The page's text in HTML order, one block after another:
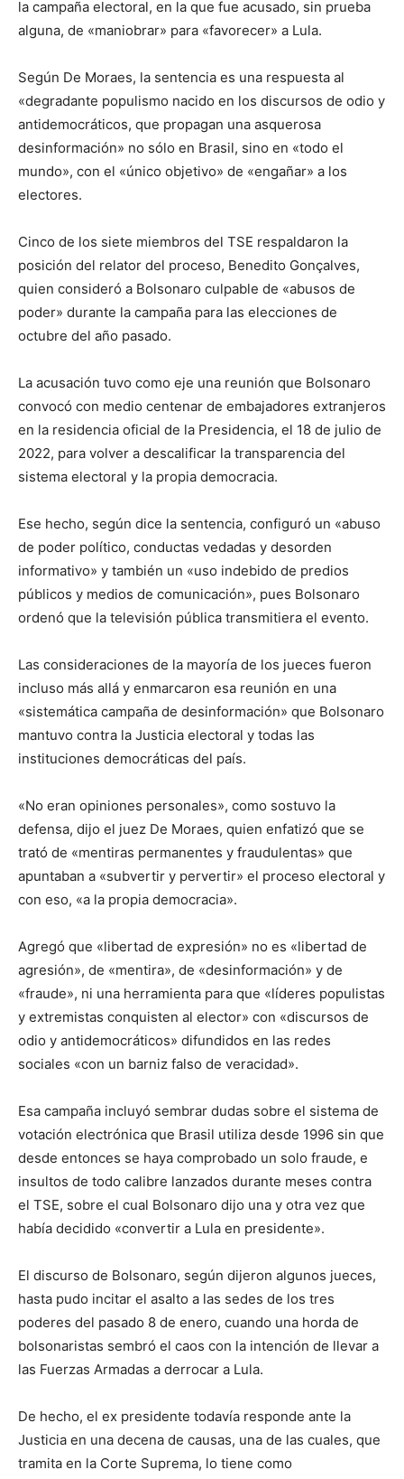
la campaña electoral, en la que fue acusado, sin prueba
alguna, de «maniobrar» para «favorecer» a Lula.
Según De Moraes, la sentencia es una respuesta al
«degradante populismo nacido en los discursos de odio y
antidemocráticos, que propagan una asquerosa
desinformación» no sólo en Brasil, sino en «todo el
mundo», con el «único objetivo» de «engañar» a los
electores.
Cinco de los siete miembros del TSE respaldaron la
posición del relator del proceso, Benedito Gonçalves,
quien consideró a Bolsonaro culpable de «abusos de
poder» durante la campaña para las elecciones de
octubre del año pasado.
La acusación tuvo como eje una reunión que Bolsonaro
convocó con medio centenar de embajadores extranjeros
en la residencia oficial de la Presidencia, el 18 de julio de
2022, para volver a descalificar la transparencia del
sistema electoral y la propia democracia.
Ese hecho, según dice la sentencia, configuró un «abuso
de poder político, conductas vedadas y desorden
informativo» y también un «uso indebido de predios
públicos y medios de comunicación», pues Bolsonaro
ordenó que la televisión pública transmitiera el evento.
Las consideraciones de la mayoría de los jueces fueron
incluso más allá y enmarcaron esa reunión en una
«sistemática campaña de desinformación» que Bolsonaro
mantuvo contra la Justicia electoral y todas las
instituciones democráticas del país.
«No eran opiniones personales», como sostuvo la
defensa, dijo el juez De Moraes, quien enfatizó que se
trató de «mentiras permanentes y fraudulentas» que
apuntaban a «subvertir y pervertir» el proceso electoral y
con eso, «a la propia democracia».
Agregó que «libertad de expresión» no es «libertad de
agresión», de «mentira», de «desinformación» y de
«fraude», ni una herramienta para que «líderes populistas
y extremistas conquisten al elector» con «discursos de
odio y antidemocráticos» difundidos en las redes
sociales «con un barniz falso de veracidad».
Esa campaña incluyó sembrar dudas sobre el sistema de
votación electrónica que Brasil utiliza desde 1996 sin que
desde entonces se haya comprobado un solo fraude, e
insultos de todo calibre lanzados durante meses contra
el TSE, sobre el cual Bolsonaro dijo una y otra vez que
había decidido «convertir a Lula en presidente».
El discurso de Bolsonaro, según dijeron algunos jueces,
hasta pudo incitar el asalto a las sedes de los tres
poderes del pasado 8 de enero, cuando una horda de
bolsonaristas sembró el caos con la intención de llevar a
las Fuerzas Armadas a derrocar a Lula.
De hecho, el ex presidente todavía responde ante la
Justicia en una decena de causas, una de las cuales, que
tramita en la Corte Suprema, lo tiene como